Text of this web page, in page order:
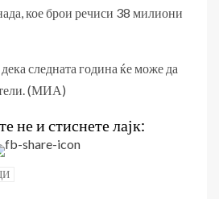
кое брои речиси 38 милиони
следната година ќе може да
(МИА)
не и стиснете лајк: